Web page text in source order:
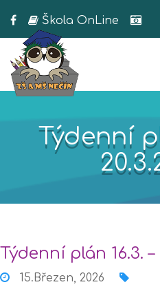
Škola OnLine
Týdenní
Týdenní plán 16.3. –
15.Březen, 2026